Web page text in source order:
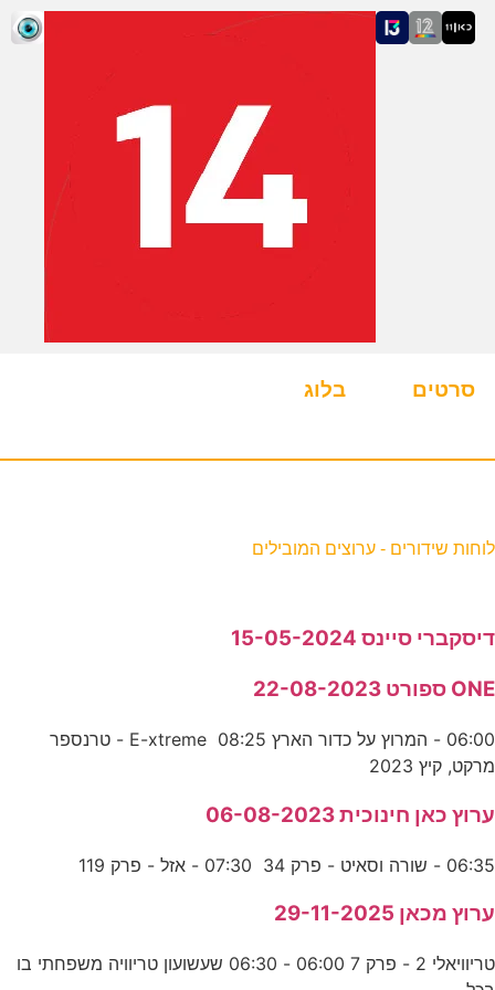
סרטים בלוג
לוחות שידורים - ערוצים המובילים
דיסקברי סיינס 15-05-2024
ONE ספורט 22-08-2023
06:00 - המרוץ על כדור הארץ E-xtreme 08:25 - טרנספר
מרקט, קיץ 2023
ערוץ כאן חינוכית 06-08-2023
06:35 - שורה וסאיט - פרק 34 07:30 - אזל - פרק 119
ערוץ מכאן 29-11-2025
טריוויאלי 2 - פרק 7 06:00 - 06:30 שעשועון טריוויה משפחתי בו